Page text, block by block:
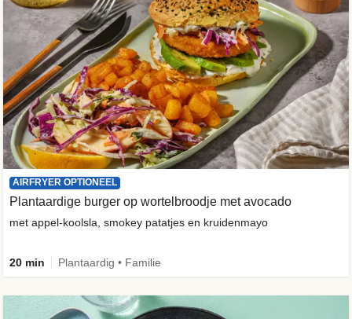
AIRFRYER OPTIONEEL
Plantaardige burger op wortelbroodje met avocado
met appel-koolsla, smokey patatjes en kruidenmayo
20 min Plantaardig • Familie